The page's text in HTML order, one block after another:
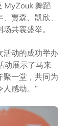
MyZouk 舞蹈
贾森、凯欣、
共襄盛举。
活动的成功举办
动展示了马来
聚一堂，共同为
感动。”